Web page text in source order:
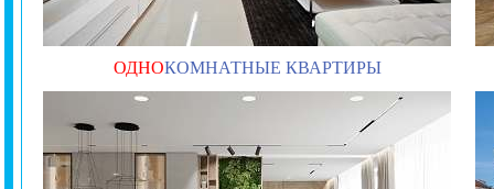
ОДНОКОМНАТНЫЕ КВАРТИРЫ